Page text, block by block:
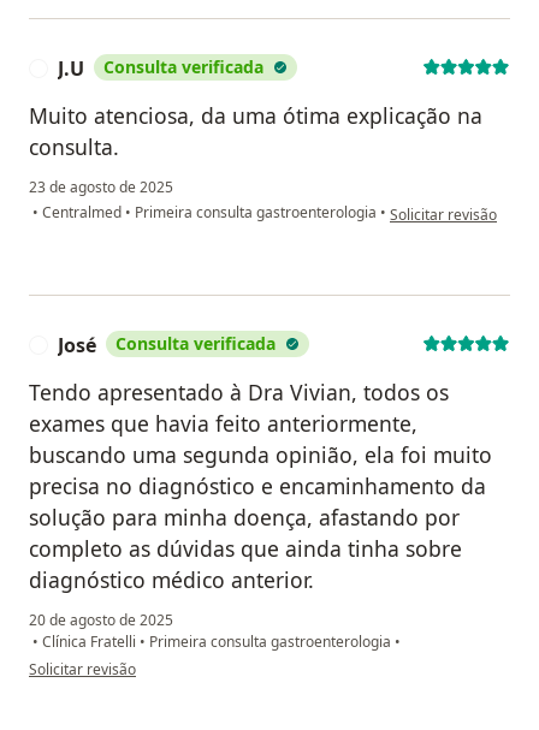
J.U Consulta verificada
Muito atenciosa, da uma ótima explicação na
consulta.
23 de agosto de 2025
• Centralmed • Primeira consulta gastroenterologia • na opinião do
Solicitar revisão
José Consulta verificada
Tendo apresentado à Dra Vivian, todos os
exames que havia feito anteriormente,
buscando uma segunda opinião, ela foi muito
precisa no diagnóstico e encaminhamento da
solução para minha doença, afastando por
completo as dúvidas que ainda tinha sobre
diagnóstico médico anterior.
20 de agosto de 2025
• Clínica Fratelli • Primeira consulta gastroenterologia •
na opinião do utilizador José
Solicitar revisão